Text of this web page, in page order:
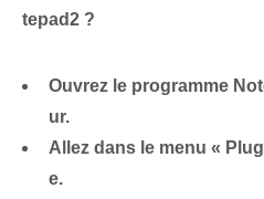
tepad2 ?
Ouvrez le programme
ur.
Allez dans le menu «
e.